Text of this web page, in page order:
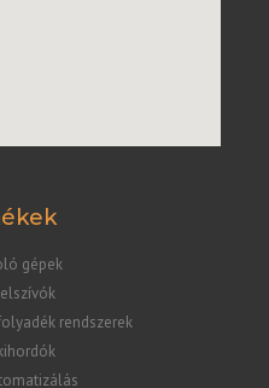
gépek
rendszerek